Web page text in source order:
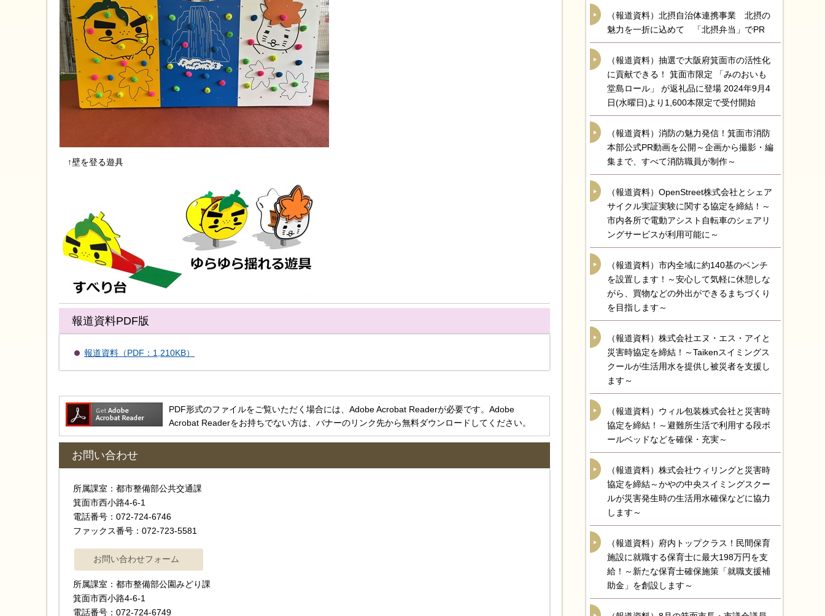
↑壁を登る遊具
報道資料PDF版
報道資料（PDF：1,210KB）
PDF形式のファイルをご覧いただく場合には、Adobe Acrobat Readerが必要です。Adobe
Acrobat Readerをお持ちでない方は、バナーのリンク先から無料ダウンロードしてください。
お問い合わせ
所属課室：都市整備部公共交通課
箕面市西小路4-6-1
電話番号：072-724-6746
ファックス番号：072-723-5581
所属課室：都市整備部公園みどり課
箕面市西小路4-6-1
電話番号：072-724-6749
（報道資料）北摂自治体連携事業 北摂の
魅力を一折に込めて 「北摂弁当」でPR
（報道資料）抽選で大阪府箕面市の活性化
に貢献できる！ 箕面市限定 「みのおいも
堂島ロール」 が返礼品に登場 2024年9月4
日(水曜日)より1,600本限定で受付開始
（報道資料）消防の魅力発信！箕面市消防
本部公式PR動画を公開～企画から撮影・編
集まで、すべて消防職員が制作～
（報道資料）OpenStreet株式会社とシェア
サイクル実証実験に関する協定を締結！～
市内各所で電動アシスト自転車のシェアリ
ングサービスが利用可能に～
（報道資料）市内全域に約140基のベンチ
を設置します！～安心して気軽に休憩しな
がら、買物などの外出ができるまちづくり
を目指します～
（報道資料）株式会社エヌ・エス・アイと
災害時協定を締結！～Taikenスイミングス
クールが生活用水を提供し被災者を支援し
ます～
（報道資料）ウィル包装株式会社と災害時
協定を締結！～避難所生活で利用する段ボ
ールベッドなどを確保・充実～
（報道資料）株式会社ウィリングと災害時
協定を締結～かやの中央スイミングスクー
ルが災害発生時の生活用水確保などに協力
します～
（報道資料）府内トップクラス！民間保育
施設に就職する保育士に最大198万円を支
給！～新たな保育士確保施策「就職支援補
助金」を創設します～